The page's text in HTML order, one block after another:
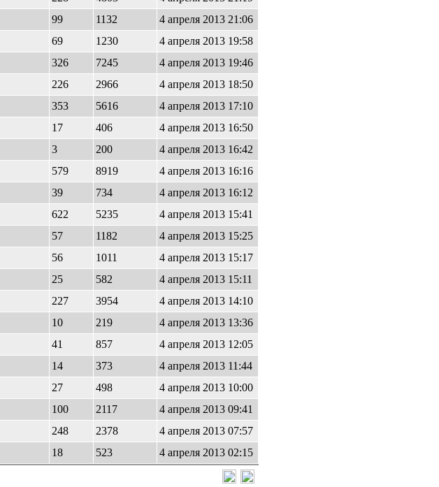
99 1132
4 апреля 2013 21:06
69 1230
4 апреля 2013 19:58
326 7245
4 апреля 2013 19:46
226 2966
4 апреля 2013 18:50
353 5616
4 апреля 2013 17:10
17 406
4 апреля 2013 16:50
3 200
4 апреля 2013 16:42
579 8919
4 апреля 2013 16:16
39 734
4 апреля 2013 16:12
622 5235
4 апреля 2013 15:41
57 1182
4 апреля 2013 15:25
56 1011
4 апреля 2013 15:17
25 582
4 апреля 2013 15:11
227 3954
4 апреля 2013 14:10
10 219
4 апреля 2013 13:36
41 857
4 апреля 2013 12:05
14 373
4 апреля 2013 11:44
27 498
4 апреля 2013 10:00
100 2117
4 апреля 2013 09:41
248 2378
4 апреля 2013 07:57
18 523
4 апреля 2013 02:15